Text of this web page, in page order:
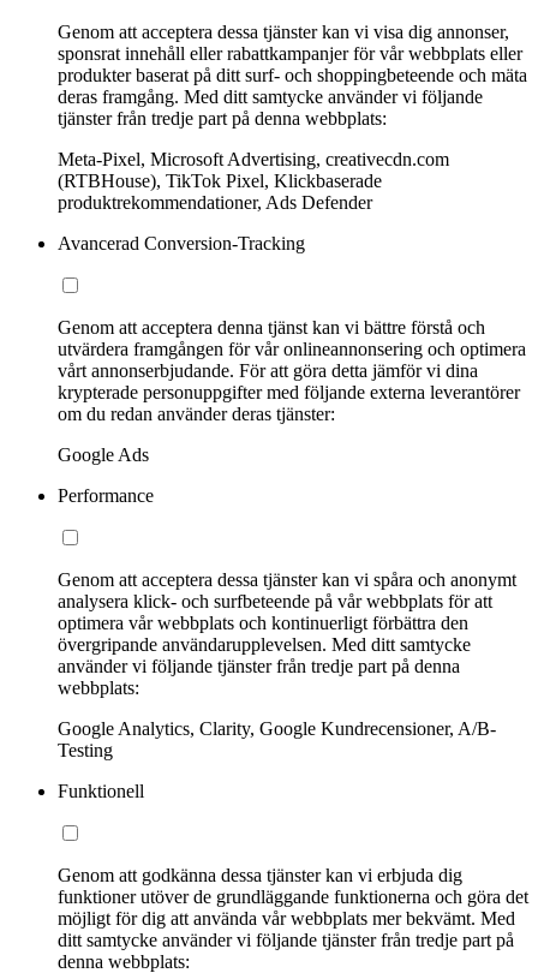
Genom att acceptera dessa tjänster kan vi visa dig annonser,
sponsrat innehåll eller rabattkampanjer för vår webbplats eller
produkter baserat på ditt surf- och shoppingbeteende och mäta
deras framgång. Med ditt samtycke använder vi följande
tjänster från tredje part på denna webbplats:
Meta-Pixel, Microsoft Advertising, creativecdn.com
(RTBHouse), TikTok Pixel, Klickbaserade
produktrekommendationer, Ads Defender
Avancerad Conversion-Tracking
Genom att acceptera denna tjänst kan vi bättre förstå och
utvärdera framgången för vår onlineannonsering och optimera
vårt annonserbjudande. För att göra detta jämför vi dina
krypterade personuppgifter med följande externa leverantörer
om du redan använder deras tjänster:
Google Ads
Performance
Genom att acceptera dessa tjänster kan vi spåra och anonymt
analysera klick- och surfbeteende på vår webbplats för att
optimera vår webbplats och kontinuerligt förbättra den
övergripande användarupplevelsen. Med ditt samtycke
använder vi följande tjänster från tredje part på denna
webbplats:
Google Analytics, Clarity, Google Kundrecensioner, A/B-
Testing
Funktionell
Genom att godkänna dessa tjänster kan vi erbjuda dig
funktioner utöver de grundläggande funktionerna och göra det
möjligt för dig att använda vår webbplats mer bekvämt. Med
ditt samtycke använder vi följande tjänster från tredje part på
denna webbplats: